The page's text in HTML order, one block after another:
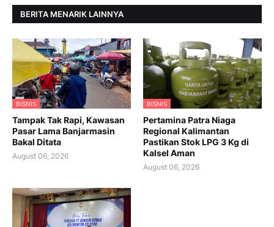
BERITA MENARIK LAINNYA
BISNIS
Tampak Tak Rapi, Kawasan
Pasar Lama Banjarmasin
Bakal Ditata
August 06, 2026
BISNIS
Pertamina Patra Niaga
Regional Kalimantan
Pastikan Stok LPG 3 Kg di
Kalsel Aman
August 06, 2026